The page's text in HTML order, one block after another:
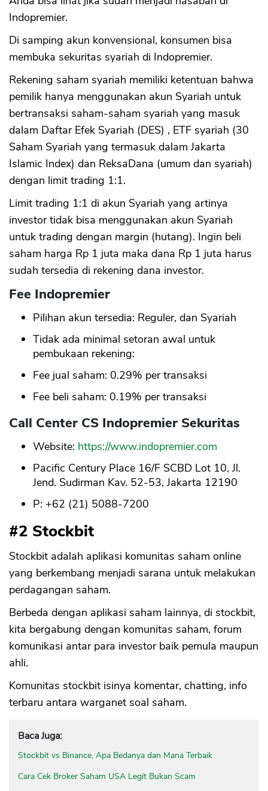
Indopremier.
Di samping akun konvensional, konsumen bisa
membuka sekuritas syariah di Indopremier.
Rekening saham syariah memiliki ketentuan bahwa
pemilik hanya menggunakan akun Syariah untuk
bertransaksi saham-saham syariah yang masuk
dalam Daftar Efek Syariah (DES) , ETF syariah (30
Saham Syariah yang termasuk dalam Jakarta
Islamic Index) dan ReksaDana (umum dan syariah)
dengan limit trading 1:1.
Limit trading 1:1 di akun Syariah yang artinya
investor tidak bisa menggunakan akun Syariah
untuk trading dengan margin (hutang). Ingin beli
saham harga Rp 1 juta maka dana Rp 1 juta harus
sudah tersedia di rekening dana investor.
Fee Indopremier
Pilihan akun tersedia: Reguler, dan Syariah
Tidak ada minimal setoran awal untuk
pembukaan rekening:
Fee jual saham: 0.29% per transaksi
Fee beli saham: 0.19% per transaksi
Call Center CS Indopremier Sekuritas
Website: https://www.indopremier.com
Pacific Century Place 16/F SCBD Lot 10, Jl.
Jend. Sudirman Kav. 52-53, Jakarta 12190
P: +62 (21) 5088-7200
#2 Stockbit
Stockbit adalah aplikasi komunitas saham online
yang berkembang menjadi sarana untuk melakukan
perdagangan saham.
Berbeda dengan aplikasi saham lainnya, di stockbit,
kita bergabung dengan komunitas saham, forum
komunikasi antar para investor baik pemula maupun
ahli.
Komunitas stockbit isinya komentar, chatting, info
terbaru antara warganet soal saham.
Baca Juga:
Stockbit vs Binance, Apa Bedanya dan Mana Terbaik
Cara Cek Broker Saham USA Legit Bukan Scam